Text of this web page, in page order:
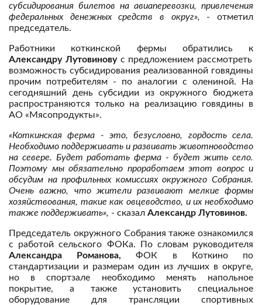
субсидирования билетов на авиаперевозки, привлечения
федеральных денежных средств в округ»,
- отметил
председатель.
Работники коткинской фермы обратились к
Александру Лутовинову с предложением рассмотреть
возможность субсидирования реализованной говядины
прочим потребителям - по аналогии с олениной. На
сегодняшний день субсидии из окружного бюджета
распространяются только на реализацию говядины в
АО «Мясопродукты».
«Коткинская ферма - это, безусловно, гордость села.
Необходимо поддерживать и развивать животноводство
на севере. Будет работать ферма - будет жить село.
Поэтому мы обязательно проработаем этот вопрос и
обсудим на профильных комиссиях окружного Собрания.
Очень важно, что жители развивают мелкие формы
хозяйствования, такие как овцеводство, и их необходимо
также поддерживать», - сказал Александр Лутовинов.
Председатель окружного Собрания также ознакомился
с работой сельского ФОКа. По словам руководителя
Александра Романова, ФОК в Коткино по
стандартизации и размерам один из лучших в округе,
но в спортзале необходимо менять напольное
покрытие, а также установить специальное
оборудование для трансляции спортивных